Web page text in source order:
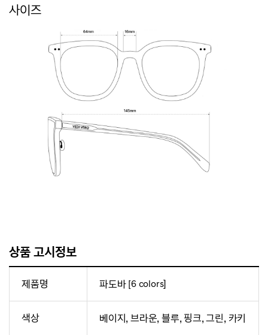
사이즈
상품 고시정보
제품명 파도바 [6 colors]
색상 베이지, 브라운, 블루, 핑크, 그린, 카키